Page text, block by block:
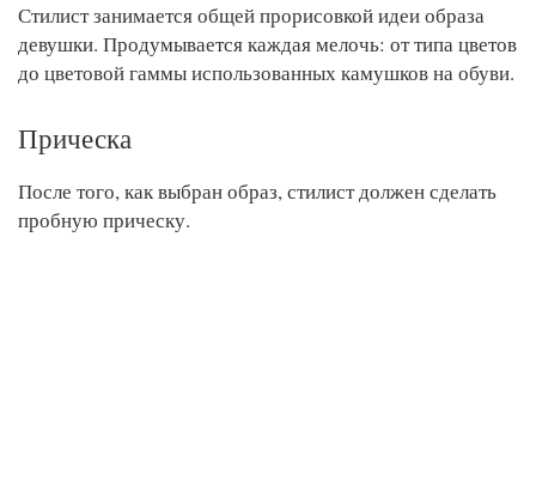
Стилист занимается общей прорисовкой идеи образа
девушки. Продумывается каждая мелочь: от типа цветов
до цветовой гаммы использованных камушков на обуви.
Прическа
После того, как выбран образ, стилист должен сделать
пробную прическу.